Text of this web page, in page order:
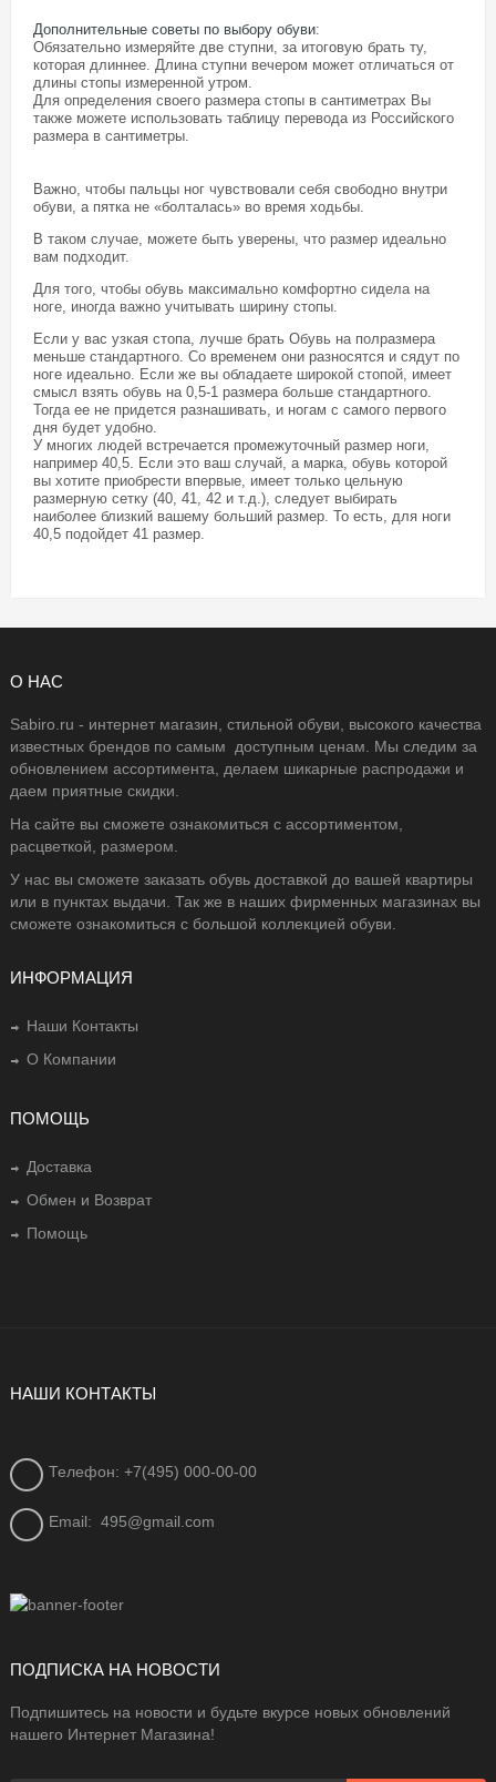
Дополнительные советы по выбору обуви:
Обязательно измеряйте две ступни, за итоговую брать ту,
которая длиннее. Длина ступни вечером может отличаться от
длины стопы измеренной утром.
Для определения своего размера стопы в сантиметрах Вы
также можете использовать таблицу перевода из Российского
размера в сантиметры.
Важно, чтобы пальцы ног чувствовали себя свободно внутри
обуви, а пятка не «болталась» во время ходьбы.
В таком случае, можете быть уверены, что размер идеально
вам подходит.
Для того, чтобы обувь максимально комфортно сидела на
ноге, иногда важно учитывать ширину стопы.
Если у вас узкая стопа, лучше брать Обувь на полразмера
меньше стандартного. Со временем они разносятся и сядут по
ноге идеально. Если же вы обладаете широкой стопой, имеет
смысл взять обувь на 0,5-1 размера больше стандартного.
Тогда ее не придется разнашивать, и ногам с самого первого
дня будет удобно.
У многих людей встречается промежуточный размер ноги,
например 40,5. Если это ваш случай, а марка, обувь которой
вы хотите приобрести впервые, имеет только цельную
размерную сетку (40, 41, 42 и т.д.), следует выбирать
наиболее близкий вашему больший размер. То есть, для ноги
40,5 подойдет 41 размер.
О НАС
Sabiro.ru - интернет магазин, стильной обуви, высокого качества
известных брендов по самым доступным ценам. Мы следим за
обновлением ассортимента, делаем шикарные распродажи и
даем приятные скидки.
На сайте вы сможете ознакомиться с ассортиментом,
расцветкой, размером.
У нас вы сможете заказать обувь доставкой до вашей квартиры
или в пунктах выдачи. Так же в наших фирменных магазинах вы
сможете ознакомиться с большой коллекцией обуви.
ИНФОРМАЦИЯ
Наши Контакты
О Компании
ПОМОЩЬ
Доставка
Обмен и Возврат
Помощь
НАШИ КОНТАКТЫ
Телефон: +7(495) 000-00-00
Email: 495@gmail.com
ПОДПИСКА НА НОВОСТИ
Подпишитесь на новости и будьте вкурсе новых обновлений
нашего Интернет Магазина!